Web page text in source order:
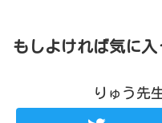
もしよければ気に
りゅう先